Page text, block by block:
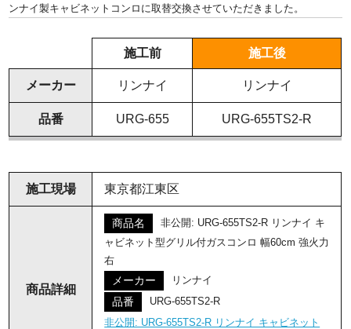
ンナイ製キャビネットコンロに取替交換させていただきました。
施工前 施工後
メーカー リンナイ リンナイ
品番 URG-655 URG-655TS2-R
施工現場 東京都江東区
商品詳細
商品名
非公開: URG-655TS2-R リンナイ キ
ャビネット型グリル付ガスコンロ 幅60cm 強火力
右
メーカー リンナイ
品番
URG-655TS2-R
非公開: URG-655TS2-R リンナイ キャビネット